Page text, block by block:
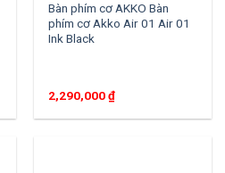
Bàn phím cơ AKKO Bàn
phím cơ Akko Air 01 Air 01
Ink Black
2,290,000₫